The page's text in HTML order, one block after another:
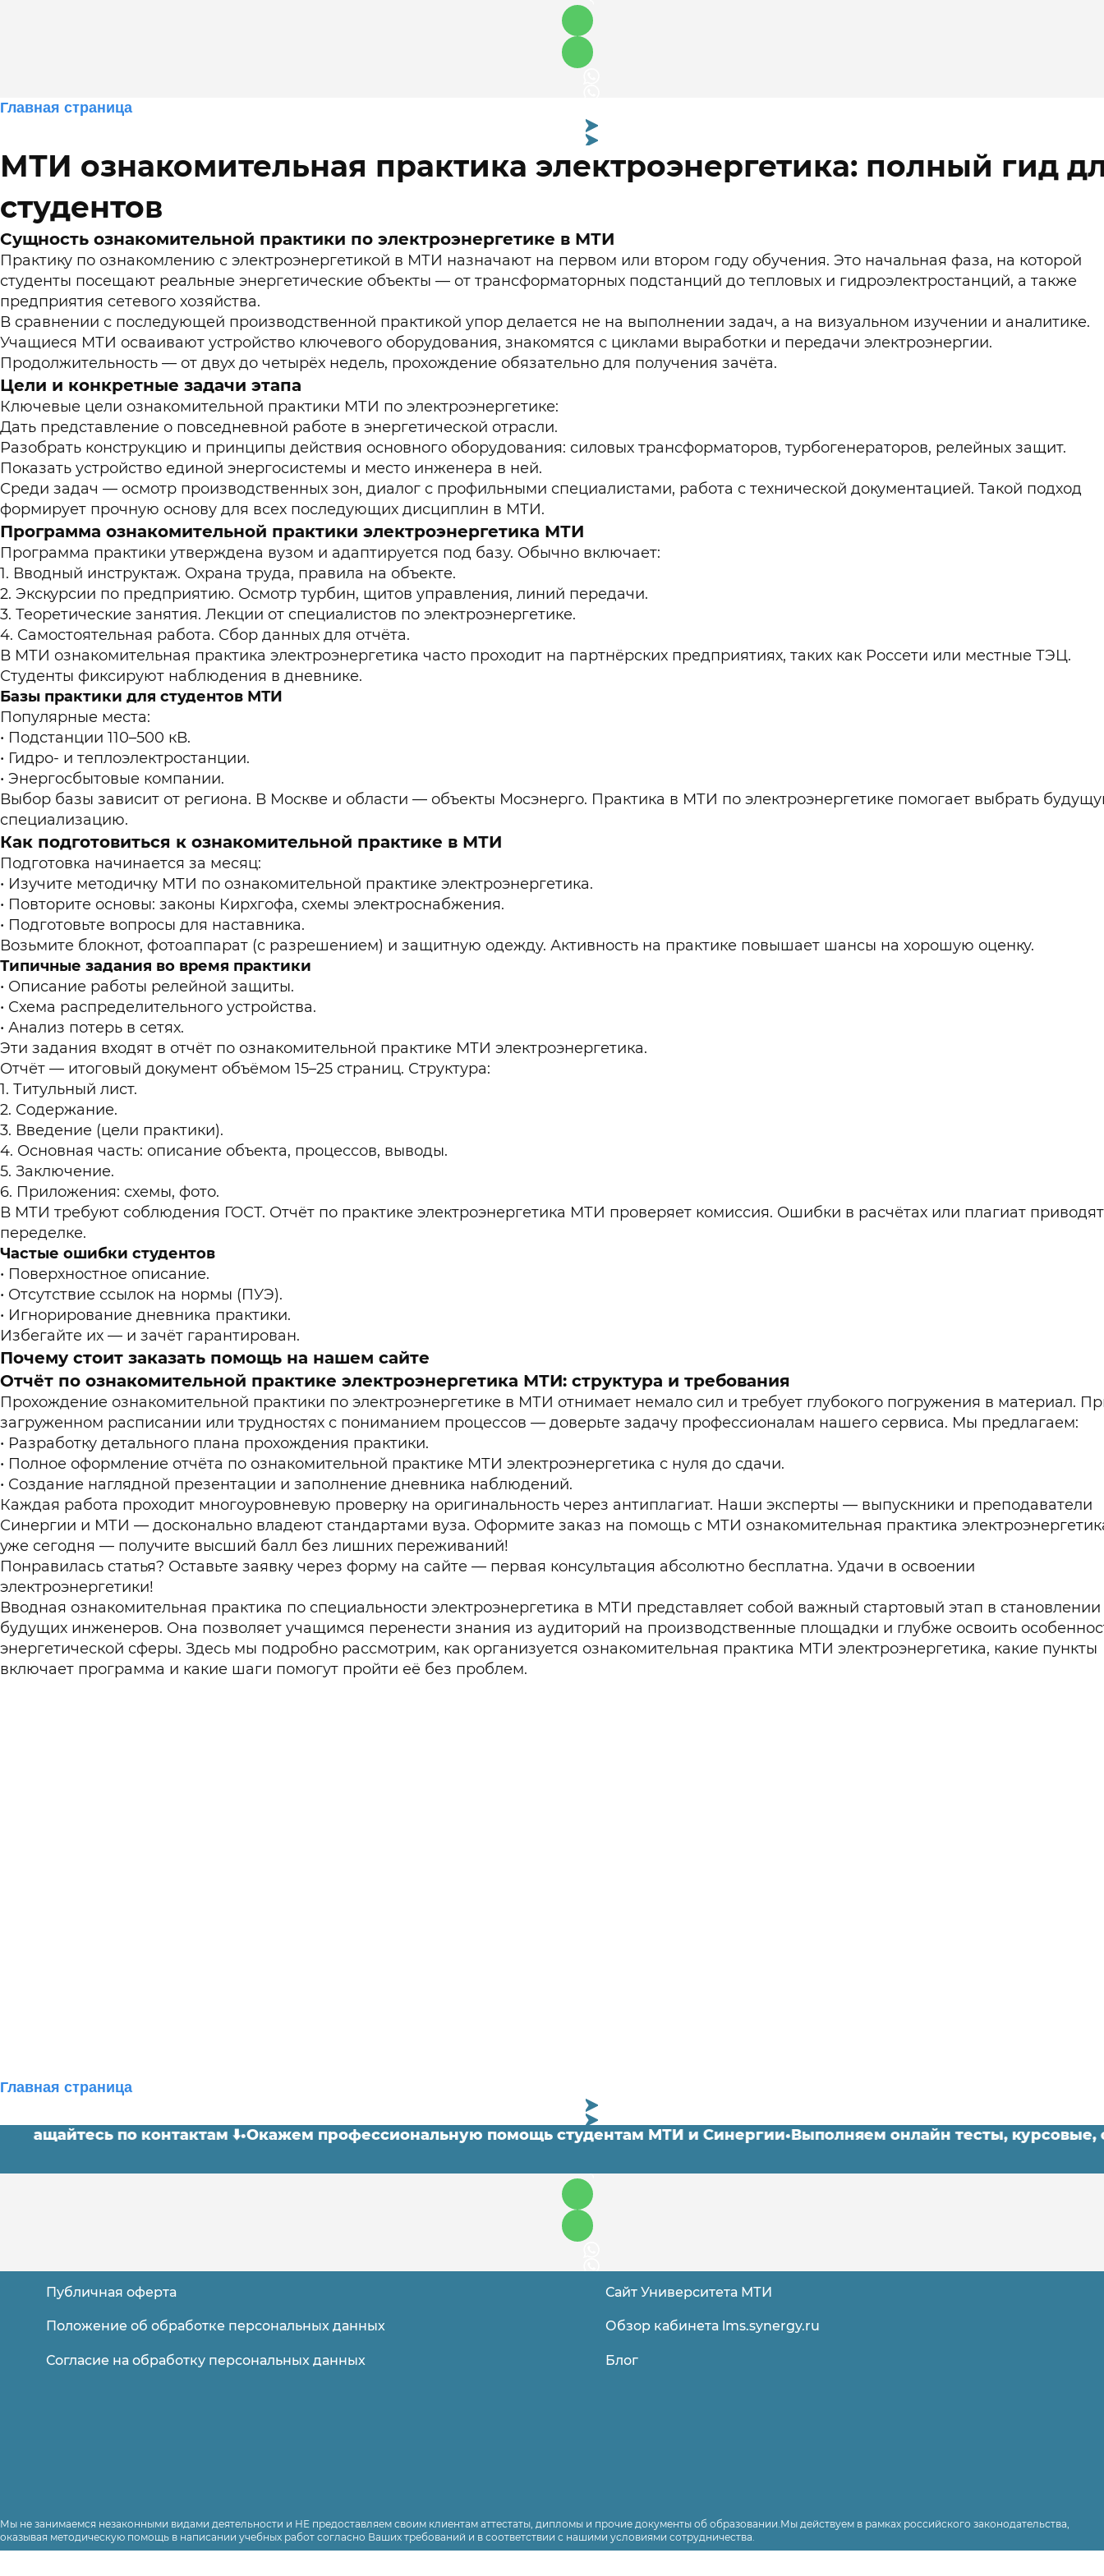
на портале lms.synergy.ru
Оставить заявку
Главная страница
МТИ ознакомительная практика электроэнергетика: полный гид для студентов
Блог
МТИ ознакомительная практика электроэнергетика: полный гид
студентов
Сущность ознакомительной практики по электроэнергетике в МТИ
Практику по ознакомлению с электроэнергетикой в МТИ назначают на первом или втором году обучения. Это начальная фаза, на которой
студенты посещают реальные энергетические объекты — от трансформаторных подстанций до тепловых и гидроэлектростанций, а также
предприятия сетевого хозяйства.
В сравнении с последующей производственной практикой упор делается не на выполнении задач, а на визуальном изучении и аналитике.
Учащиеся МТИ осваивают устройство ключевого оборудования, знакомятся с циклами выработки и передачи электроэнергии.
Продолжительность — от двух до четырёх недель, прохождение обязательно для получения зачёта.
Цели и конкретные задачи этапа
Ключевые цели ознакомительной практики МТИ по электроэнергетике:
Дать представление о повседневной работе в энергетической отрасли.
Разобрать конструкцию и принципы действия основного оборудования: силовых трансформаторов, турбогенераторов, релейных защит.
Показать устройство единой энергосистемы и место инженера в ней.
Среди задач — осмотр производственных зон, диалог с профильными специалистами, работа с технической документацией. Такой подход
формирует прочную основу для всех последующих дисциплин в МТИ.
Программа ознакомительной практики электроэнергетика МТИ
Программа практики утверждена вузом и адаптируется под базу. Обычно включает:
Вводный инструктаж. Охрана труда, правила на объекте.
Экскурсии по предприятию. Осмотр турбин, щитов управления, линий передачи.
Теоретические занятия. Лекции от специалистов по электроэнергетике.
Самостоятельная работа. Сбор данных для отчёта.
В МТИ ознакомительная практика электроэнергетика часто проходит на партнёрских предприятиях, таких как Россети или местные ТЭЦ.
Студенты фиксируют наблюдения в дневнике.
Базы практики для студентов МТИ
Популярные места:
Подстанции 110–500 кВ.
Гидро- и теплоэлектростанции.
Энергосбытовые компании.
Выбор базы зависит от региона. В Москве и области — объекты Мосэнерго. Практика в МТИ по электроэнергетике помогает выбрать
специализацию.
Как подготовиться к ознакомительной практике в МТИ
Подготовка начинается за месяц:
Изучите методичку МТИ по ознакомительной практике электроэнергетика.
Повторите основы: законы Кирхгофа, схемы электроснабжения.
Подготовьте вопросы для наставника.
Возьмите блокнот, фотоаппарат (с разрешением) и защитную одежду. Активность на практике повышает шансы на хорошую оценку.
Типичные задания во время практики
Описание работы релейной защиты.
Схема распределительного устройства.
Анализ потерь в сетях.
Эти задания входят в отчёт по ознакомительной практике МТИ электроэнергетика.
Отчёт — итоговый документ объёмом 15–25 страниц. Структура:
Титульный лист.
Содержание.
Введение (цели практики).
Основная часть: описание объекта, процессов, выводы.
Заключение.
Приложения: схемы, фото.
В МТИ требуют соблюдения ГОСТ. Отчёт по практике электроэнергетика МТИ проверяет комиссия. Ошибки в расчётах или плагиат
переделке.
Частые ошибки студентов
Поверхностное описание.
Отсутствие ссылок на нормы (ПУЭ).
Игнорирование дневника практики.
Избегайте их — и зачёт гарантирован.
Почему стоит заказать помощь на нашем сайте
Отчёт по ознакомительной практике электроэнергетика МТИ: структура и требования
Прохождение ознакомительной практики по электроэнергетике в МТИ отнимает немало сил и требует глубокого погружения в материал.
загруженном расписании или трудностях с пониманием процессов — доверьте задачу профессионалам нашего сервиса. Мы предлагаем:
Разработку детального плана прохождения практики.
Полное оформление отчёта по ознакомительной практике МТИ электроэнергетика с нуля до сдачи.
Создание наглядной презентации и заполнение дневника наблюдений.
Каждая работа проходит многоуровневую проверку на оригинальность через антиплагиат. Наши эксперты — выпускники и преподаватели
Синергии и МТИ — досконально владеют стандартами вуза. Оформите заказ на помощь с МТИ ознакомительная практика
уже сегодня — получите высший балл без лишних переживаний!
Понравилась статья? Оставьте заявку через форму на сайте — первая консультация абсолютно бесплатна. Удачи в освоении
электроэнергетики!
Вводная ознакомительная практика по специальности электроэнергетика в МТИ представляет собой важный стартовый этап в становлении
будущих инженеров. Она позволяет учащимся перенести знания из аудиторий на производственные площадки и глубже освоить
энергетической сферы. Здесь мы подробно рассмотрим, как организуется ознакомительная практика МТИ электроэнергетика, какие пункты
включает программа и какие шаги помогут пройти её без проблем.
Главная страница
МТИ ознакомительная практика электроэнергетика: полный гид для студентов
Обращайтесь по контактам ⬇️•Окажем профессиональную помощь студентам МТИ и Синергии•Выполняем онлайн тесты,
Помощь в прохождении онлайн тестов
для студентов Синергии и МТИ
на портале lms.synergy.ru
Публичная оферта
Положение об обработке персональных данных
Согласие на обработку персональных данных
Сайт Университета МТИ
Обзор кабинета lms.synergy.ru
Блог
Мы не занимаемся незаконными видами деятельности и НЕ предоставляем своим клиентам аттестаты, дипломы и прочие документы об образовании.Мы действуем в рамках российского законодательства,
оказывая методическую помощь в написании учебных работ согласно Ваших требований и в соответствии с нашими условиями сотрудничества.